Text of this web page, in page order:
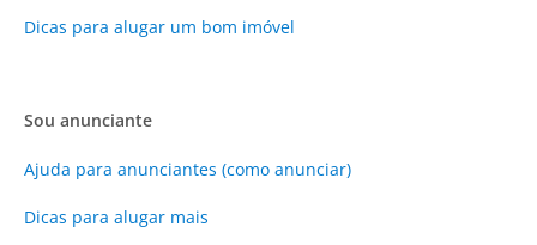
Dicas para alugar um bom imóvel
Sou anunciante
Ajuda para anunciantes (como anunciar)
Dicas para alugar mais